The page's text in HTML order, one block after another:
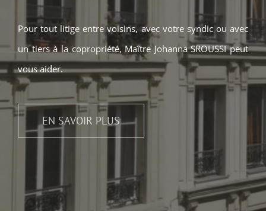
Pour tout litige entre voisins, avec votre syndic ou avec
un tiers à la copropriété, Maître Johanna SROUSSI peut
vous aider.
EN SAVOIR PLUS